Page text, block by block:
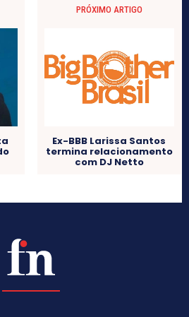
PRÓXIMO ARTIGO
Ex-BBB Larissa Santos
termina relacionamento
com DJ Netto